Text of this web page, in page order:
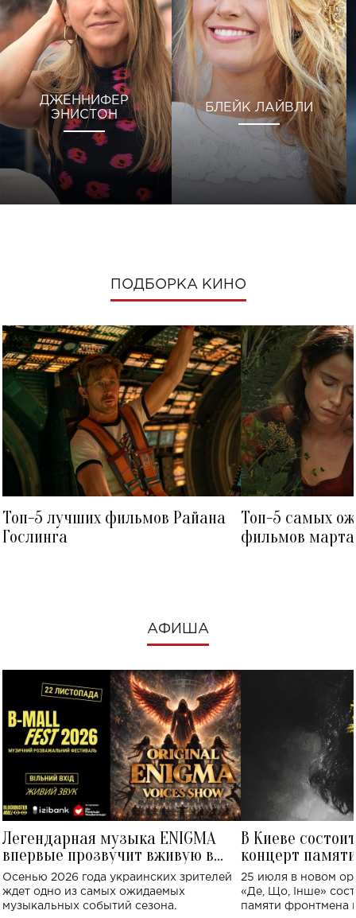
ДЖЕННИФЕР
ЭНИСТОН
БЛЕЙК ЛАЙВЛИ
ПОДБОРКА КИНО
Топ-5 лучших фильмов Райана
Гослинга
Топ-5 самых
фильмов
АФИША
Легендарная музыка ENIGMA
впервые прозвучит вживую в
Украине: где состоится концерт
Осенью 2026 года украинских зрителей
ждет одно из самых ожидаемых
музыкальных событий сезона.
В Киеве
концерт
Клименко:
исполнят песни
25 июля в новом
«Де, Що, Інше»
памяти фронтмена